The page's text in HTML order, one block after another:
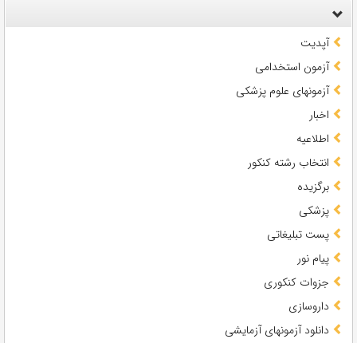
آپدیت
آزمون استخدامی
آزمونهای علوم پزشکی
اخبار
اطلاعیه
انتخاب رشته کنکور
برگزیده
پزشکی
پست تبلیغاتی
پیام نور
جزوات کنکوری
داروسازی
دانلود آزمونهای آزمایشی